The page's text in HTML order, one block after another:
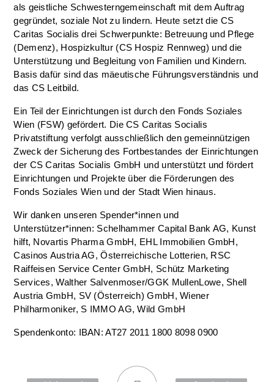
als geistliche Schwesterngemeinschaft mit dem Auftrag
gegründet, soziale Not zu lindern. Heute setzt die CS
Caritas Socialis drei Schwerpunkte: Betreuung und Pflege
(Demenz), Hospizkultur (CS Hospiz Rennweg) und die
Unterstützung und Begleitung von Familien und Kindern.
Basis dafür sind das mäeutische Führungsverständnis und
das CS Leitbild.
Ein Teil der Einrichtungen ist durch den Fonds Soziales
Wien (FSW) gefördert. Die CS Caritas Socialis
Privatstiftung verfolgt ausschließlich den gemeinnützigen
Zweck der Sicherung des Fortbestandes der Einrichtungen
der CS Caritas Socialis GmbH und unterstützt und fördert
Einrichtungen und Projekte über die Förderungen des
Fonds Soziales Wien und der Stadt Wien hinaus.
Wir danken unseren Spender*innen und
Unterstützer*innen: Schelhammer Capital Bank AG, Kunst
hilft, Novartis Pharma GmbH, EHL Immobilien GmbH,
Casinos Austria AG, Österreichische Lotterien, RSC
Raiffeisen Service Center GmbH, Schütz Marketing
Services, Walther Salvenmoser/GGK MullenLowe, Shell
Austria GmbH, SV (Österreich) GmbH, Wiener
Philharmoniker, S IMMO AG, Wild GmbH
Spendenkonto: IBAN: AT27 2011 1800 8098 0900